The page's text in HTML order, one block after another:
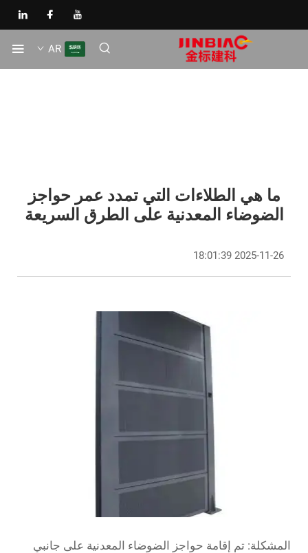
AR
ما هي الطلاءات التي تمدد عمر حواجز
الضوضاء المعدنية على الطرق السريعة
2025-11-26 18:01:39
المشكلة: تم إقامة حواجز الضوضاء المعدنية على جانبي